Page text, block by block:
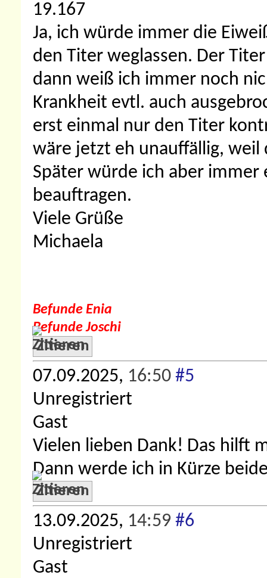
19.167
Ja, ich würde immer die
den Titer weglassen. Der
dann weiß ich immer noch
Krankheit evtl. auch
erst einmal nur den Titer
wäre jetzt eh unauffällig, weil
Später würde ich aber
beauftragen.
Viele Grüße
Michaela
Befunde Enia
Befunde Joschi
Zitieren
07.09.2025, 16:50 #5
Unregistriert
Gast
Vielen lieben Dank! Das hilft
Dann werde ich in Kürze
Zitieren
13.09.2025, 14:59 #6
Unregistriert
Gast